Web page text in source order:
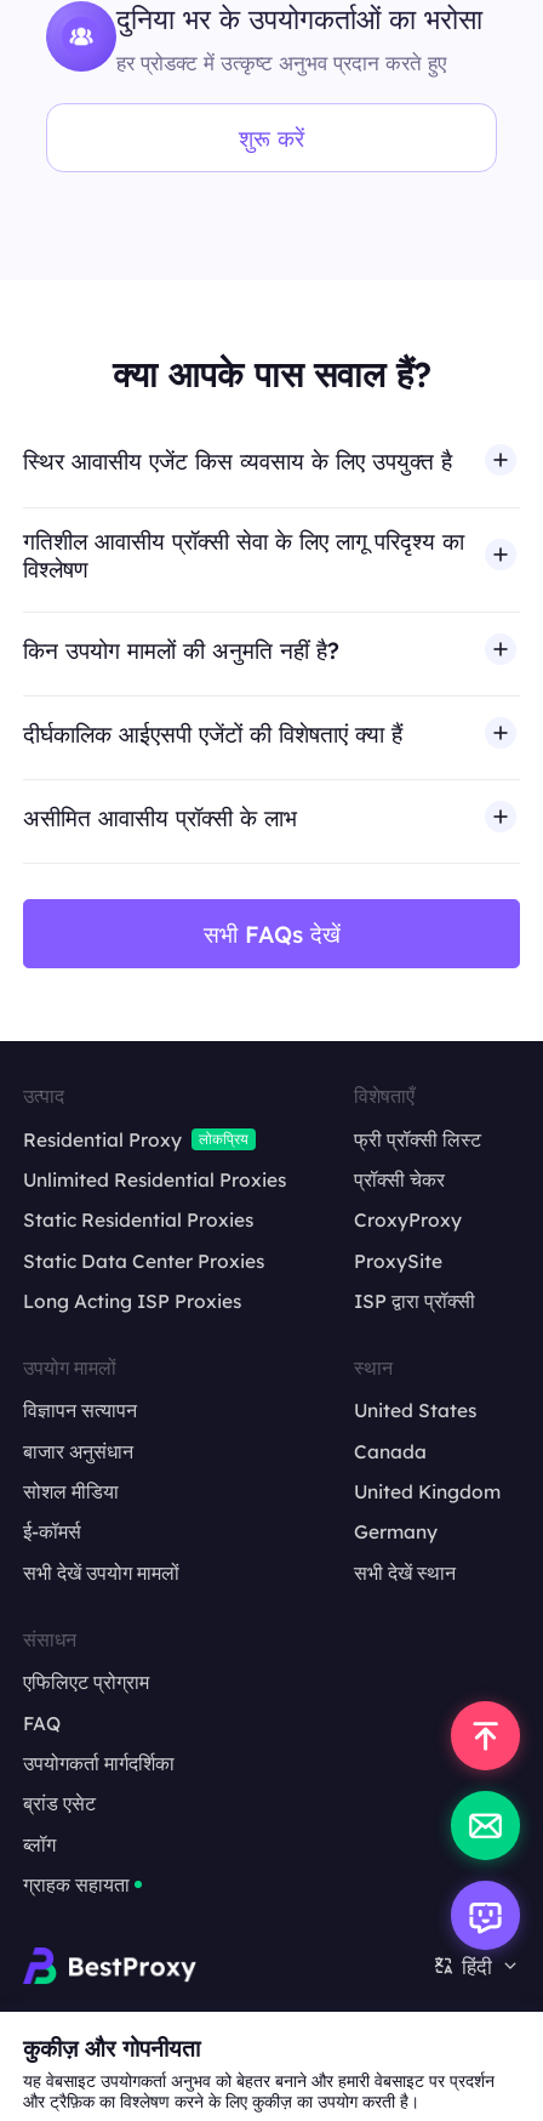
दुनिया भर के उपयोगकर्ताओं का भरोसा
हर प्रोडक्ट में उत्कृष्ट अनुभव प्रदान करते हुए
शुरू करें
क्या आपके पास सवाल हैं?
स्थिर आवासीय एजेंट किस व्यवसाय के लिए उपयुक्त है
गतिशील आवासीय प्रॉक्सी सेवा के लिए लागू परिदृश्य का
विश्लेषण
किन उपयोग मामलों की अनुमति नहीं है?
BestProxy धोखाधड़ी, स्पैम, नकली एंगेजमेंट, क्रेडेंशियल दुरुपयोग,
दीर्घकालिक आईएसपी एजेंटों की विशेषताएं क्या हैं
असीमित आवासीय प्रॉक्सी के लाभ
सभी FAQs देखें
उत्पाद
Residential Proxy
लोकप्रिय
Unlimited Residential Proxies
Static Residential Proxies
Static Data Center Proxies
Long Acting ISP Proxies
विशेषताएँ
फ्री प्रॉक्सी लिस्ट
प्रॉक्सी चेकर
CroxyProxy
ProxySite
ISP द्वारा प्रॉक्सी
उपयोग मामलों
विज्ञापन सत्यापन
बाजार अनुसंधान
सोशल मीडिया
ई-कॉमर्स
सभी देखें उपयोग मामलों
स्थान
United States
Canada
United Kingdom
Germany
सभी देखें स्थान
संसाधन
एफिलिएट प्रोग्राम
FAQ
उपयोगकर्ता मार्गदर्शिका
ब्रांड एसेट
ब्लॉग
ग्राहक सहायता
हिंदी
सहयोग:michael.wang@bestproxy.com
कुकीज़ और गोपनीयता
यह वेबसाइट उपयोगकर्ता अनुभव को बेहतर बनाने और हमारी वेबसाइट पर प्रदर्शन
और ट्रैफ़िक का विश्लेषण करने के लिए कुकीज़ का उपयोग करती है।